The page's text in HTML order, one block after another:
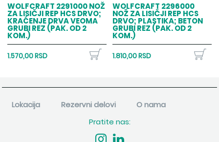
WOLFCRAFT 2291000 NOŽ
ZA LISIČJI REP HCS DRVO;
KRAĆENJE DRVA VEOMA
GRUBI REZ (PAK. OD 2
KOM.)
1.570,00 RSD
WOLFCRAFT 2296000
NOŽ ZA LISIČJI REP HCS
DRVO; PLASTIKA; BETON
GRUBI REZ (PAK. OD 2
KOM.)
1.810,00 RSD
Lokacija Rezervni delovi
O nama
Pratite nas: